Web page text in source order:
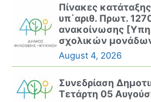
Πίνακες
υπ΄αριθ. Πρωτ.
ανακοίνωσης
σχολικών
August 4, 2026
Συνεδρίαση
Τετάρτη 05